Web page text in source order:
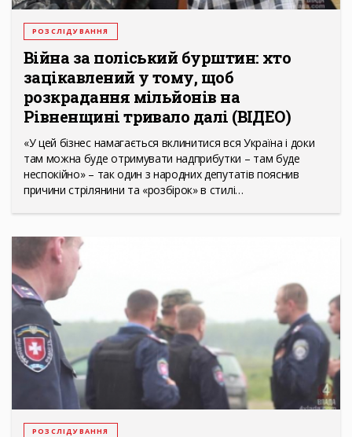
РОЗСЛІДУВАННЯ
Війна за поліський бурштин: хто
зацікавлений у тому, щоб
розкрадання мільйонів на
Рівненщині тривало далі (ВІДЕО)
«У цей бізнес намагається вклинитися вся Україна і доки
там можна буде отримувати надприбутки – там буде
неспокійно» – так один з народних депутатів пояснив
причини стрілянини та «розбірок» в стилі…
РОЗСЛІДУВАННЯ